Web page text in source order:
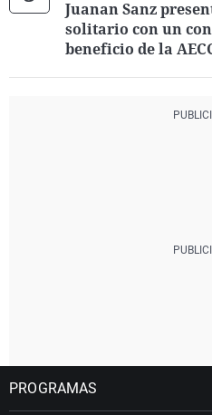
Juanan Sanz
solitario con un
beneficio de la
PROGRAMAS